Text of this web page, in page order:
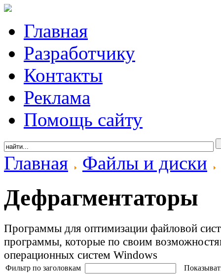
Главная
Разработчику
Контакты
Реклама
Помощь сайту
Главная Файлы и диски
Дефрагментаторы
Программы для оптимизации файловой
программы, которые по своим
операционных систем Windows
Фильтр по заголовкам